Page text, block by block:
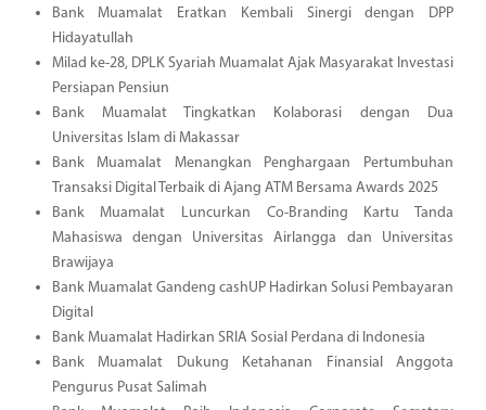
Bank Muamalat Eratkan Kembali Sinergi dengan DPP
Hidayatullah
Milad ke-28, DPLK Syariah Muamalat Ajak Masyarakat Investasi
Persiapan Pensiun
Bank Muamalat Tingkatkan Kolaborasi dengan Dua
Universitas Islam di Makassar
Bank Muamalat Menangkan Penghargaan Pertumbuhan
Transaksi Digital Terbaik di Ajang ATM Bersama Awards 2025
Bank Muamalat Luncurkan Co-Branding Kartu Tanda
Mahasiswa dengan Universitas Airlangga dan Universitas
Brawijaya
Bank Muamalat Gandeng cashUP Hadirkan Solusi Pembayaran
Digital
Bank Muamalat Hadirkan SRIA Sosial Perdana di Indonesia
Bank Muamalat Dukung Ketahanan Finansial Anggota
Pengurus Pusat Salimah